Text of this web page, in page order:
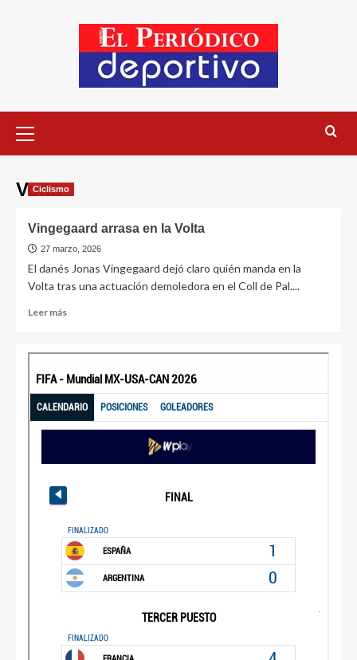
Volta
Ciclismo
Vingegaard arrasa en la Volta
27 marzo, 2026
El danés Jonas Vingegaard dejó claro quién manda en la
Volta tras una actuación demoledora en el Coll de Pal....
Leer más